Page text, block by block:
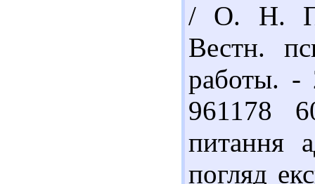
/ О. Н.
Вестн.
работы.
961178
питання
погляд